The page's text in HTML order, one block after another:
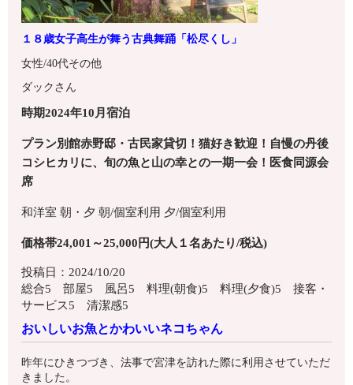
１８歳女子高生が舞う古典舞踊「松尽くし」
女性/40代その他
ダックさん
時期2024年10月宿泊
プラン別館赤野邸・古民家貸切！猫好き歓迎！自慢の丹後
コシヒカリに、旬の魚と山の幸との一期一会！医食同源会
席
和洋室 朝・夕 朝/個室利用 夕/個室利用
価格帯24,001～25,000円(大人１名あたり/税込)
投稿日：2024/10/20
総合5 部屋5 風呂5 料理(朝食)5 料理(夕食)5 接客・
サービス5 清潔感5
おいしいお魚とかわいいネコちゃん
昨年にひきつづき、法事で宮津を訪れた際に利用させていただ
きました。